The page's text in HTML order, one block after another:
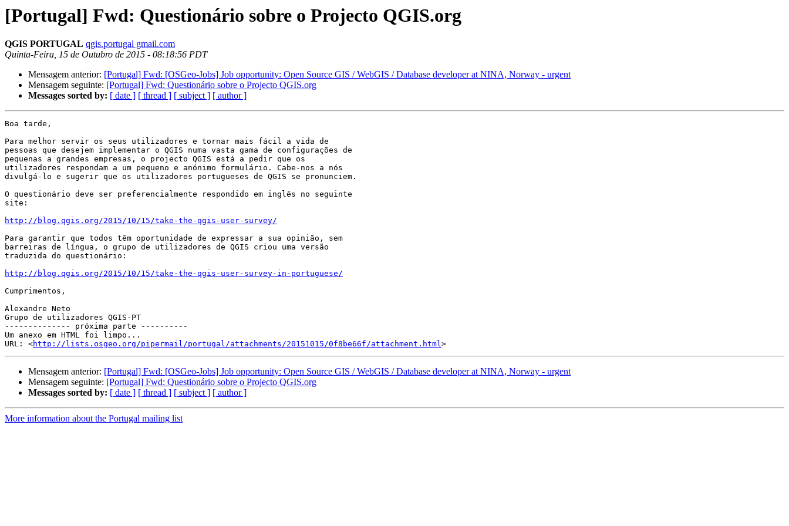
[Portugal] Fwd: Questionário sobre o Projecto QGIS.org
QGIS PORTUGAL qgis.portugal gmail.com
Quinta-Feira, 15 de Outubro de 2015 - 08:18:56 PDT
Mensagem anterior: [Portugal] Fwd: [OSGeo-Jobs] Job opportunity: Open Source GIS / WebGIS / Database developer at NINA, Norway - urgent
Mensagem seguinte: [Portugal] Fwd: Questionário sobre o Projecto QGIS.org
Messages sorted by: [ date ] [ thread ] [ subject ] [ author ]
Boa tarde,
Para melhor servir os seus utilizadores e tornar mais fácil a vida de
pessoas que desejem implementar o QGIS numa vasta gama de configurações de
pequenas a grandes empresas, o projecto QGIS está a pedir que os
utilizadores respondam a um pequeno e anónimo formulário. Cabe-nos a nós
divulgá-lo e sugerir que os utilizadores portugueses de QGIS se pronunciem.
O questionário deve ser preferencialmente respondido em inglês no seguinte
site:
http://blog.qgis.org/2015/10/15/take-the-qgis-user-survey/
Para garantir que todos têm oportunidade de expressar a sua opinião, sem
barreiras de língua, o grupo de utilizadores de QGIS criou uma versão
traduzida do questionário:
http://blog.qgis.org/2015/10/15/take-the-qgis-user-survey-in-portuguese/
Cumprimentos,
Alexandre Neto
Grupo de utilizadores QGIS-PT
-------------- próxima parte ----------
Um anexo em HTML foi limpo...
URL: <http://lists.osgeo.org/pipermail/portugal/attachments/20151015/0f8be66f/attachment.html
Mensagem anterior: [Portugal] Fwd: [OSGeo-Jobs] Job opportunity: Open Source GIS / WebGIS / Database developer at NINA, Norway - urgent
Mensagem seguinte: [Portugal] Fwd: Questionário sobre o Projecto QGIS.org
Messages sorted by: [ date ] [ thread ] [ subject ] [ author ]
More information about the Portugal mailing list